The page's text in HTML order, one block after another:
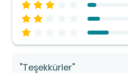
"Teşekkürler"